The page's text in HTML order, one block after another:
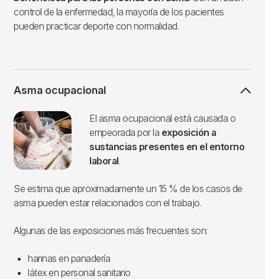
control de la enfermedad, la mayoría de los pacientes
pueden practicar deporte con normalidad.
Asma ocupacional
Imagen
El asma ocupacional está causada o
empeorada por la exposición a
sustancias presentes en el entorno
laboral.
Se estima que aproximadamente un 15 % de los casos de
asma pueden estar relacionados con el trabajo.
Algunas de las exposiciones más frecuentes son:
harinas en panadería
látex en personal sanitario